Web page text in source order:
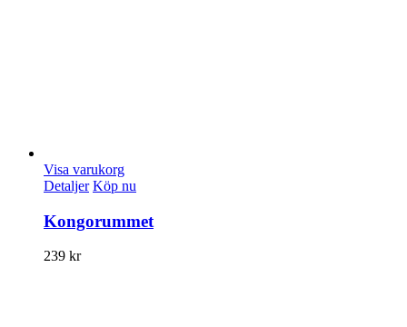
Visa varukorg
Detaljer Köp nu
Kongorummet
239 kr